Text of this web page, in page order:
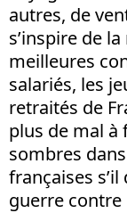
autres, de
s’inspire de
meilleures
salariés, les
retraités de
plus de mal à
sombres
françaises
guerre contre